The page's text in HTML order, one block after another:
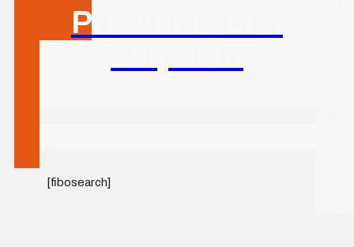
Problema con
[fibosearch]